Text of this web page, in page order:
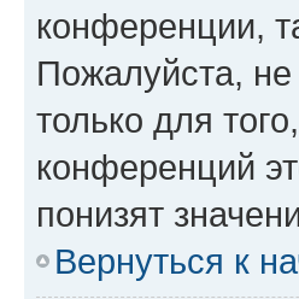
конференции,
Пожалуйста,
только для
конференций
понизят
Вернуться к